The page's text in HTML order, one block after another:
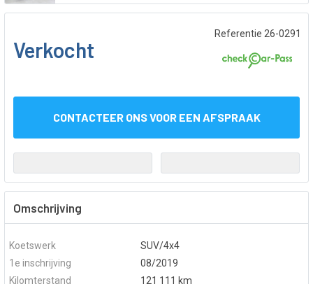
Referentie 26-0291
Verkocht
CONTACTEER ONS VOOR EEN AFSPRAAK
Omschrijving
Koetswerk
SUV/4x4
1e inschrijving
08/2019
Kilomterstand
121 111 km